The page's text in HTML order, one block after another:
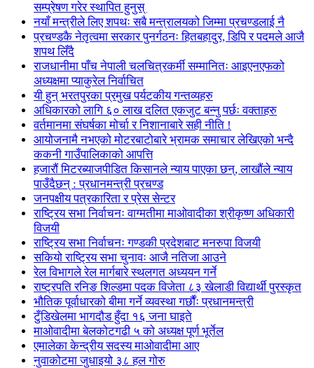
सम्प्रेषण गरेर स्थापित हुनुस्
नयाँ मन्त्रीले लिए शपथः सबै मन्त्रालयको जिम्मा प्रचण्डलाई नै
प्रचण्डकै नेतृत्वमा सरकार पुनर्गठनः हितबहादुर, डिपि र पदमले आजै
शपथ लिँदै
राजधानीमा पाँच नेपाली चलचित्रकर्मी सम्मानितः आइएनएफको
अध्यक्षमा प्याकुरेल निर्वाचित
यी हुन् भरतपुरका प्रमुख पर्यटकीय गन्तव्यहरु
अधिकारको लागि ६० लाख दलित एकजुट बन्नु पर्छः वक्ताहरु
वर्तमानमा संघर्षका मोर्चा र निशानाबारे सही नीति !
आयोजनामै नभएको मोटरबाटोबारे भ्रामक समाचार लेखिएको भन्दै
ककनी गाउँपालिकाको आपत्ति
हजारौं मिटरब्याजपीडित किसानले न्याय पाएका छन्, लाखौंले न्याय
पाउँदैछन् : प्रधानमन्त्री प्रचण्ड
जनपक्षीय पत्रकारिता र प्रेस सेन्टर
राष्ट्रिय सभा निर्वाचनः वाग्मतीमा माओवादीका श्रीकृष्ण अधिकारी
विजयी
राष्ट्रिय सभा निर्वाचनः गण्डकी प्रदेशबाट मनरुपा विजयी
सकियो राष्ट्रिय सभा चुनावः आजै नतिजा आउने
रेल विभागले रेल मार्गबारे स्थलगत अध्ययन गर्ने
राष्ट्रपति रनिङ शिल्डमा पदक विजेता ८३ खेलाडी विद्यार्थी पुरस्कृत
भौतिक पूर्वाधारको बीमा गर्ने व्यवस्था गर्छौंः प्रधानमन्त्री
टुँडिखेलमा भागदौड हुँदा १६ जना घाइते
माओवादीमा बेलकोटगढी ५ को अध्यक्ष पूर्ण भूर्तेल
एमालेका केन्द्रीय सदस्य माओ‌वादीमा आए
नुवाकोटमा जुधाइयो ३८ हल गोरु